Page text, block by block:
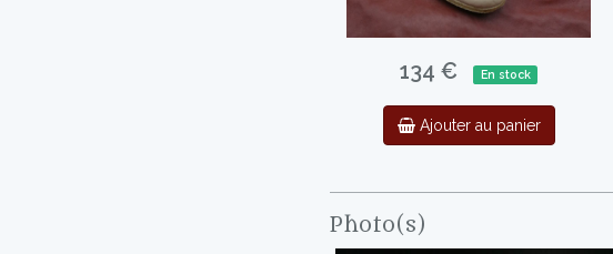
134 € En stock
Ajouter au panier
Photo(s)